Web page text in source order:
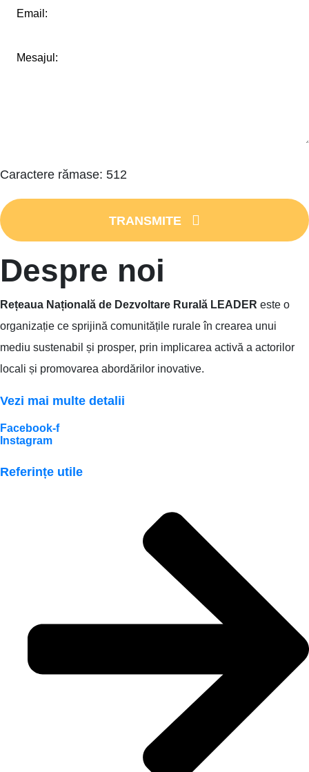
Caractere rămase: 512
TRANSMITE
Despre noi
Rețeaua Națională de Dezvoltare Rurală LEADER este o
organizație ce sprijină comunitățile rurale în crearea unui
mediu sustenabil și prosper, prin implicarea activă a actorilor
locali și promovarea abordărilor inovative.
Vezi mai multe detalii
Facebook-f
Instagram
Referințe utile